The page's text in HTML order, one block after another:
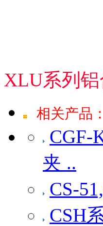
XLU系列
相关产品：
CGF-
夹 ..
CS-
CSH